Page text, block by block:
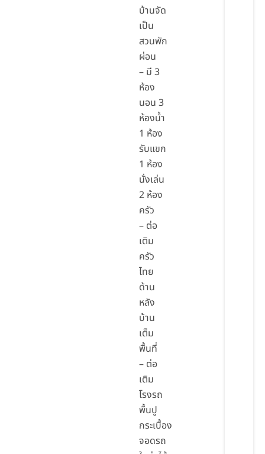
บ้านจัด
เป็น
สวนพัก
ผ่อน
– มี 3
ห้อง
นอน 3
ห้องน้ำ
1 ห้อง
รับแขก
1 ห้อง
นั่งเล่น
2 ห้อง
ครัว
– ต่อ
เติม
ครัว
ไทย
ด้าน
หลัง
บ้าน
เต็ม
พื้นที่
– ต่อ
เติม
โรงรถ
พื้นปู
กระเบื้อง
จอดรถ